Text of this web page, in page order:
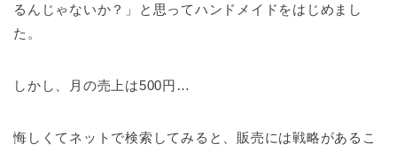
るんじゃないか？」と思ってハンドメイドをはじめまし
た。
しかし、月の売上は500円 …
悔しくてネットで検索してみると、販売には戦略があるこ